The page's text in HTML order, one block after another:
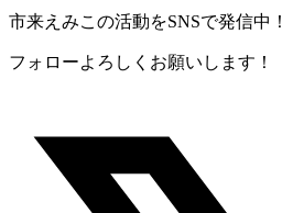
市来えみこの活動をSNSで発信中！
フォローよろしくお願いします！